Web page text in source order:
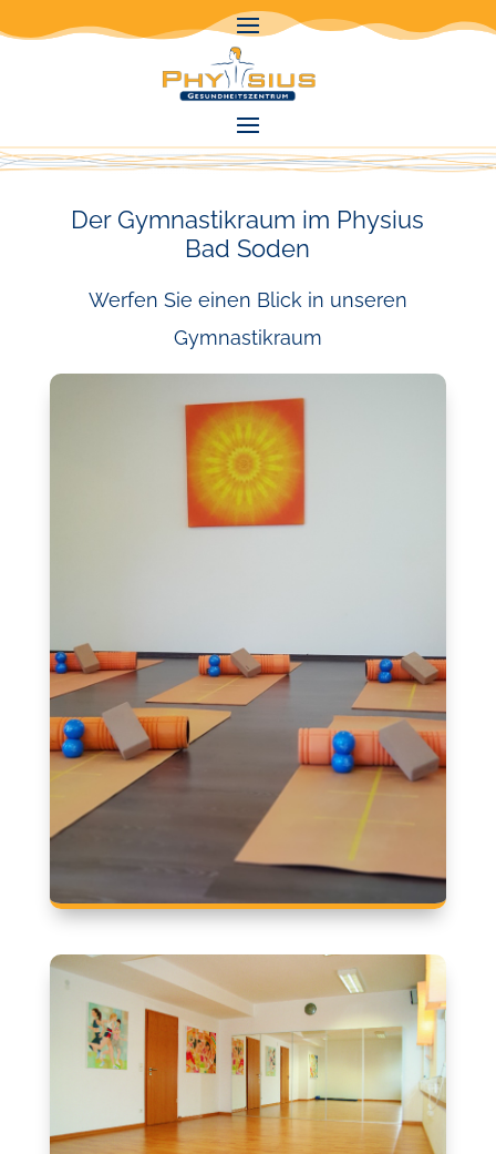
Der Gymnastikraum im Physius
Bad Soden
Werfen Sie einen Blick in unseren
Gymnastikraum